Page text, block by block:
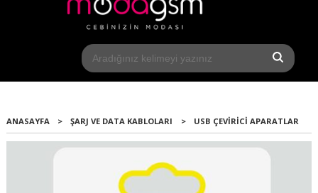
ANASAYFA > ŞARJ VE DATA KABLOLARI > USB ÇEVIRICI APARATLAR